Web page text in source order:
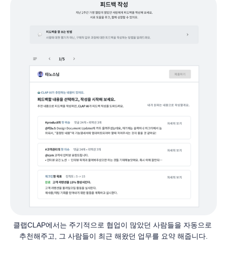
클랩CLAP에서는 주기적으로 협업이 많았던 사람들을 자동으로
추천해주고, 그 사람들이 최근 해왔던 업무를 요약 해줍니다.